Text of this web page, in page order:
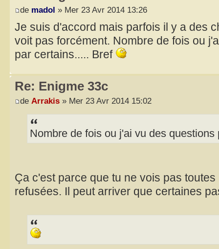
de madol » Mer 23 Avr 2014 13:26
Je suis d'accord mais parfois il y a des
voit pas forcément. Nombre de fois ou
par certains..... Bref
Re: Enigme 33c
de Arrakis » Mer 23 Avr 2014 15:02
Nombre de fois ou j'ai vu des
Ça c'est parce que tu ne vois pas
refusées. Il peut arriver que certaines